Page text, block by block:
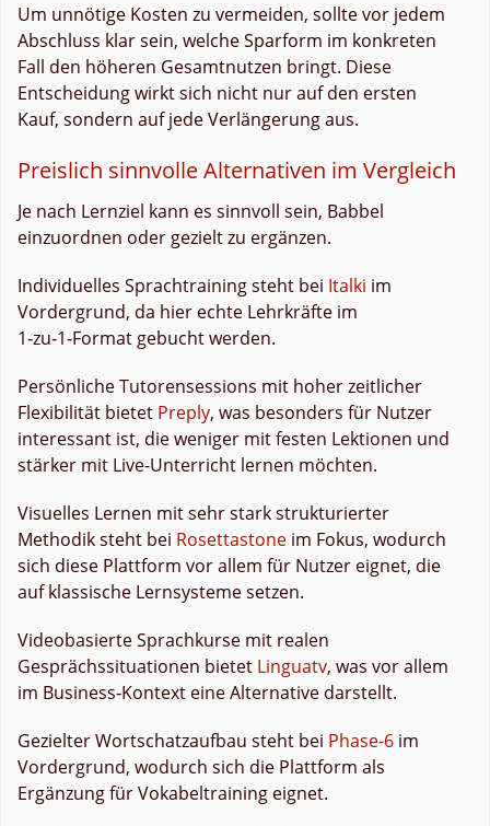
Um unnötige Kosten zu vermeiden, sollte vor jedem
Abschluss klar sein, welche Sparform im konkreten
Fall den höheren Gesamtnutzen bringt. Diese
Entscheidung wirkt sich nicht nur auf den ersten
Kauf, sondern auf jede Verlängerung aus.
Preislich sinnvolle Alternativen im Vergleich
Je nach Lernziel kann es sinnvoll sein, Babbel
einzuordnen oder gezielt zu ergänzen.
Individuelles Sprachtraining steht bei Italki im
Vordergrund, da hier echte Lehrkräfte im
1‑zu‑1‑Format gebucht werden.
Persönliche Tutorensessions mit hoher zeitlicher
Flexibilität bietet Preply, was besonders für Nutzer
interessant ist, die weniger mit festen Lektionen und
stärker mit Live-Unterricht lernen möchten.
Visuelles Lernen mit sehr stark strukturierter
Methodik steht bei Rosettastone im Fokus, wodurch
sich diese Plattform vor allem für Nutzer eignet, die
auf klassische Lernsysteme setzen.
Videobasierte Sprachkurse mit realen
Gesprächssituationen bietet Linguatv, was vor allem
im Business‑Kontext eine Alternative darstellt.
Gezielter Wortschatzaufbau steht bei Phase-6 im
Vordergrund, wodurch sich die Plattform als
Ergänzung für Vokabeltraining eignet.